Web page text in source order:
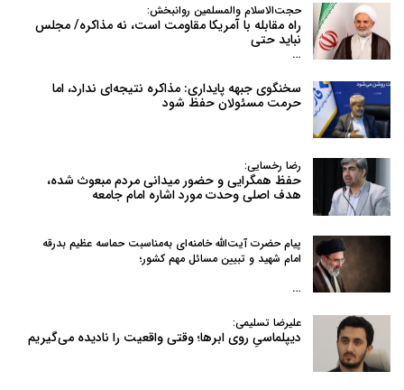
حجت‌الاسلام والمسلمین روانبخش:
راه مقابله با آمریکا مقاومت است، نه مذاکره/ مجلس
نباید حتی
…
سخنگوی جبهه پایداری: مذاکره نتیجه‌ای ندارد، اما
حرمت مسئولان حفظ شود
رضا رخسایی:
حفظ همگرایی و حضور میدانی مردم مبعوث شده،
هدف اصلی وحدت مورد اشاره امام جامعه
پیام حضرت آیت‌الله خامنه‌ای به‌مناسبت حماسه عظیم بدرقه
امام شهید و تبیین مسائل مهم کشور؛
…
علیرضا تسلیمی:
دیپلماسیِ روی ابرها؛ وقتی واقعیت را نادیده می‌گیریم